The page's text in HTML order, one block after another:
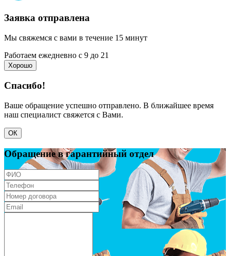
Заявка отправлена
Мы свяжемся с вами в течение 15 минут
Работаем ежедневно с 9 до 21
Хорошо
Спасибо!
Ваше обращение успешно отправлено. В ближайшее время
наш специалист свяжется с Вами.
ОК
Обращение в гарантийный отдел